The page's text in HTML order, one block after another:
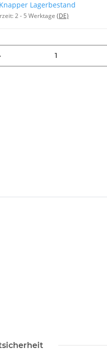
Knapper Lagerbestand
2 - 5 Werktage (DE)